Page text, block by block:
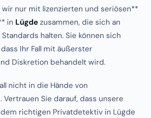
wir nur mit lizenzierten und seriösen**
in Lügde zusammen, die sich an
halten. Sie können sich
Ihr Fall mit äußerster
Diskretion behandelt wird.
nicht in die Hände von
Sie darauf, dass unsere
richtigen Privatdetektiv in Lügde